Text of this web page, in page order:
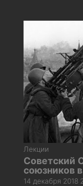
Лекции
Советский
союзников
14 декабря 2018